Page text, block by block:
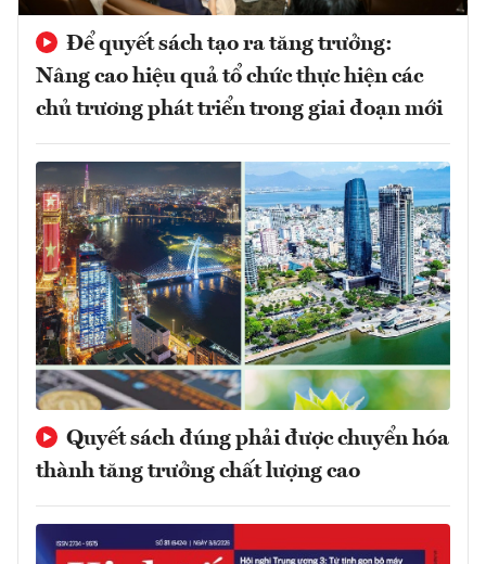
Để quyết sách tạo ra tăng trưởng:
Nâng cao hiệu quả tổ chức thực hiện các
chủ trương phát triển trong giai đoạn mới
Quyết sách đúng phải được chuyển hóa
thành tăng trưởng chất lượng cao